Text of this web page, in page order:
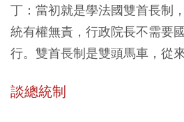
丁：當初就是學法國雙首長制
統有權無責，行政院長不需要
行。雙首長制是雙頭馬車，從
談總統制